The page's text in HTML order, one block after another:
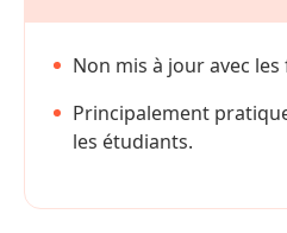
Non mis à jour avec
Principalement
les étudiants.